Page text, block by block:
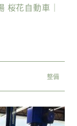
桜花自動車｜
整備